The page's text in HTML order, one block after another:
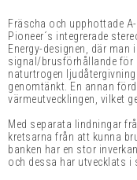
Fräscha och upphottade
Pioneer´s integrerade
Energy-designen, där
signal/brusförhållande för
naturtrogen
genomtänkt. En annan
värmeutvecklingen, vilket
Med separata lindningar
kretsarna från att kunna
banken har en stor
och dessa har utvecklats i